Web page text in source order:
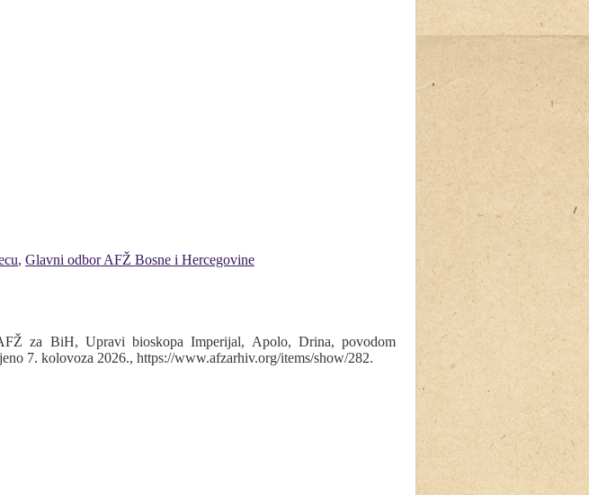
, Glavni odbor AFŽ Bosne i Hercegovine
za BiH, Upravi bioskopa Imperijal, Apolo, Drina, povodom
7. kolovoza 2026., https://www.afzarhiv.org/items/show/282.